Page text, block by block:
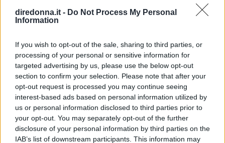
diredonna.it - Do Not Process My Personal
Information
If you wish to opt-out of the sale, sharing to third parties, or
processing of your personal or sensitive information for
targeted advertising by us, please use the below opt-out
section to confirm your selection. Please note that after your
opt-out request is processed you may continue seeing
interest-based ads based on personal information utilized by
us or personal information disclosed to third parties prior to
your opt-out. You may separately opt-out of the further
disclosure of your personal information by third parties on the
IAB’s list of downstream participants. This information may
La sera meglio mangiare riso o